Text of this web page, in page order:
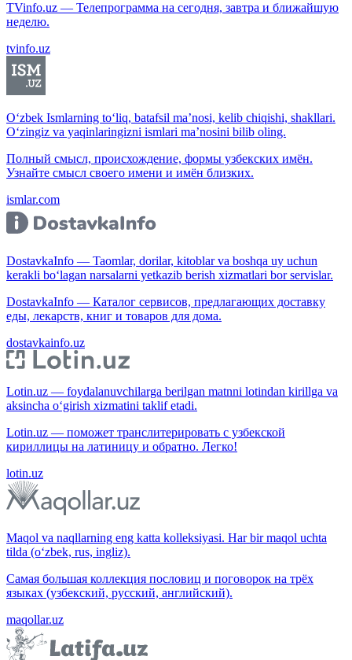
TVinfo.uz — Телепрограмма на сегодня, завтра и ближайшую
неделю.
tvinfo.uz
O‘zbek Ismlarning to‘liq, batafsil ma’nosi, kelib chiqishi, shakllari.
O‘zingiz va yaqinlaringizni ismlari ma’nosini bilib oling.
Полный смысл, происхождение, формы узбекских имён.
Узнайте смысл своего имени и имён близких.
ismlar.com
DostavkaInfo — Taomlar, dorilar, kitoblar va boshqa uy uchun
kerakli bo‘lagan narsalarni yetkazib berish xizmatlari bor servislar.
DostavkaInfo — Каталог сервисов, предлагающих доставку
еды, лекарств, книг и товаров для дома.
dostavkainfo.uz
Lotin.uz — foydalanuvchilarga berilgan matnni lotindan kirillga va
aksincha o‘girish xizmatini taklif etadi.
Lotin.uz — поможет транслитерировать с узбекской
кириллицы на латиницу и обратно. Легко!
lotin.uz
Maqol va naqllarning eng katta kolleksiyasi. Har bir maqol uchta
tilda (o‘zbek, rus, ingliz).
Самая большая коллекция пословиц и поговорок на трёх
языках (узбекский, русский, английский).
maqollar.uz